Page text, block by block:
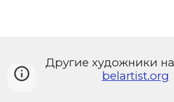
Другие художники на
belartist.org